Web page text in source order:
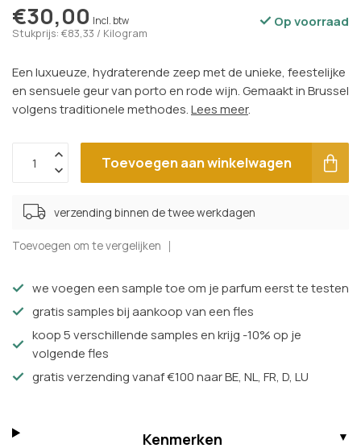
€30,00 Incl. btw
Stukprijs: €83,33 / Kilogram
Op voorraad
Een luxueuze, hydraterende zeep met de unieke, feestelijke
en sensuele geur van porto en rode wijn. Gemaakt in Brussel
volgens traditionele methodes.Lees meer.
Toevoegen aan winkelwagen
verzending binnen de twee werkdagen
Toevoegen om te vergelijken
we voegen een sample toe om je parfum eerst te testen
gratis samples bij aankoop van een fles
koop 5 verschillende samples en krijg -10% op je
volgende fles
gratis verzending vanaf €100 naar BE, NL, FR, D, LU
Kenmerken